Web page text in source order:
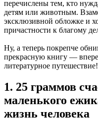
перечислены тем, кто
детям или животным.
эксклюзивной обложке и
причастности к благому
Ну, а теперь покрепче
прекрасную книгу —
литературное путешествие!
1. 25 граммов
маленького
жизнь человека